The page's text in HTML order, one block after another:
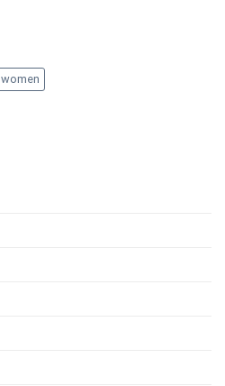
women